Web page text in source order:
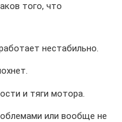
того, что
нестабильно.
и тяги мотора.
или вообще не